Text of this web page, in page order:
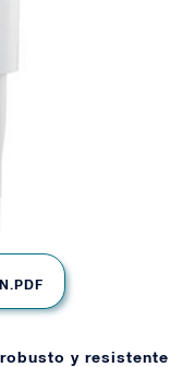
y resistente